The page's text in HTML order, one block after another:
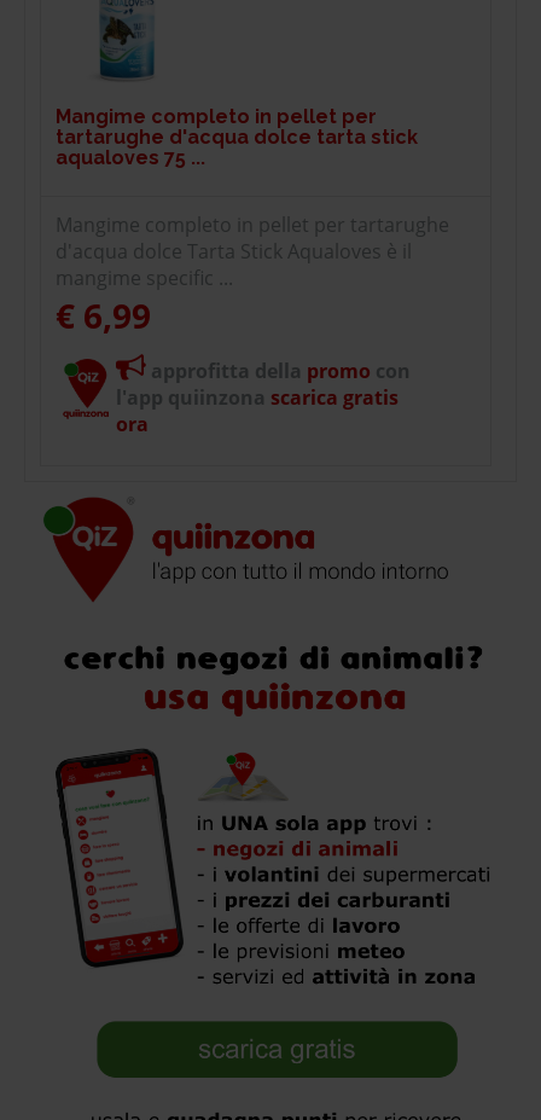
Mangime completo in pellet per
tartarughe d'acqua dolce tarta stick
aqualoves 75 ...
Mangime completo in pellet per tartarughe
d'acqua dolce Tarta Stick Aqualoves è il
mangime specific ...
€ 6,99
approfitta della promo con
l'app quiinzona scarica gratis
ora